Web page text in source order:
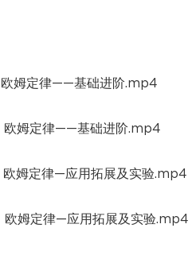
欧姆定律——基础进阶.mp4
欧姆定律——基础进阶.mp4
欧姆定律—应用拓展及实验.mp4
欧姆定律—应用拓展及实验.mp4